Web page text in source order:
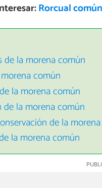
Rorcual común
de la morena común
común
la morena común
de la morena común
de la
la morena común